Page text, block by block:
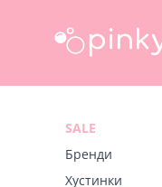
SALE
Бренди
Хустинки
Фільтр